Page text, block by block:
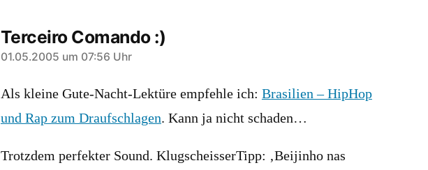
Terceiro Comando :)
sagt:
01.05.2005 um 07:56 Uhr
Als kleine Gute-Nacht-Lektüre empfehle ich: Brasilien – HipHop
und Rap zum Draufschlagen. Kann ja nicht schaden…
Trotzdem perfekter Sound. KlugscheisserTipp: ‚Beijinho nas